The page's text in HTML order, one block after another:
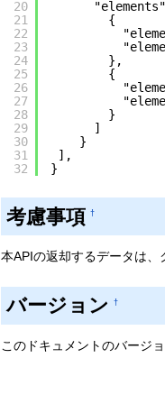
20
21
22
23
24
25
26
27
28
29
30
31
32
{
},
{
}
]
}
],
}
考慮事項 †
本APIの返却するデータは、
バージョン †
このドキュメントのバージ